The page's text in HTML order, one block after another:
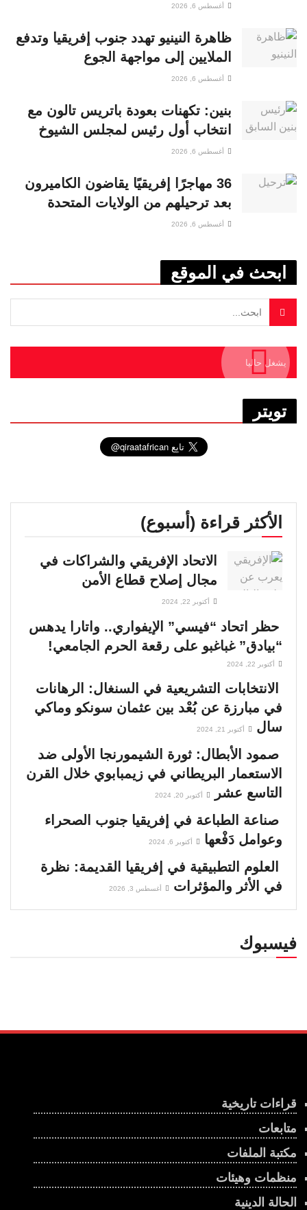
أغسطس 6, 2026
ظاهرة النينيو تهدد جنوب إفريقيا وتدفع
الملايين إلى مواجهة الجوع
أغسطس 6, 2026
بنين: تكهنات بعودة باتريس تالون مع
انتخاب أول رئيس لمجلس الشيوخ
أغسطس 6, 2026
36 مهاجرًا إفريقيًا يقاضون الكاميرون
بعد ترحيلهم من الولايات المتحدة
أغسطس 6, 2026
ابحث في الموقع
يشغل حاليا
تويتر
الأكثر قراءة (أسبوع)
الاتحاد الإفريقي والشراكات في
مجال إصلاح قطاع الأمن
أكتوبر 22, 2024
حظر اتحاد “فيسي” الإيفواري.. واتارا يدهس
“بيادق” غباغبو على رقعة الحرم الجامعي!
أكتوبر 22, 2024
الانتخابات التشريعية في السنغال: الرهانات
في مبارزة عن بُعْد بين عثمان سونكو وماكي
سال
أكتوبر 21, 2024
صمود الأبطال: ثورة الشيمورنجا الأولى ضد
الاستعمار البريطاني في زيمبابوي خلال القرن
التاسع عشر
أكتوبر 20, 2024
صناعة الطباعة في إفريقيا جنوب الصحراء
وعوامل دَفْعها
أكتوبر 6, 2024
العلوم التطبيقية في إفريقيا القديمة: نظرة
في الأثر والمؤثرات
أغسطس 3, 2026
فيسبوك
قراءات تاريخية
متابعات
مكتبة الملفات
منظمات وهيئات
الحالة الدينية